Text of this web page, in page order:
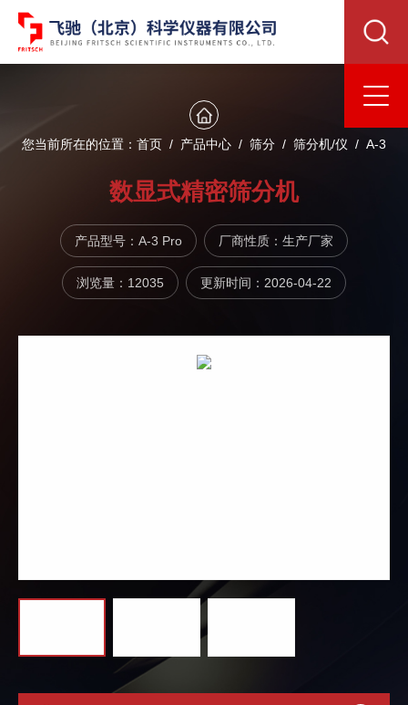
您当前所在的位置： 首页 / 产品中心 / 筛分 / 筛分机/仪 / A-3
数显式精密筛分机
产品型号：A-3 Pro 厂商性质：生产厂家
浏览量：12035 更新时间：2026-04-22